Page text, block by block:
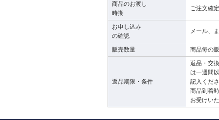
商品のお渡し
時期
ご注文確
お申し込み
の確認
メール、
販売数量 商品毎の
返品期限・条件
返品・交
は一週間
記入くだ
商品到着
お受けい